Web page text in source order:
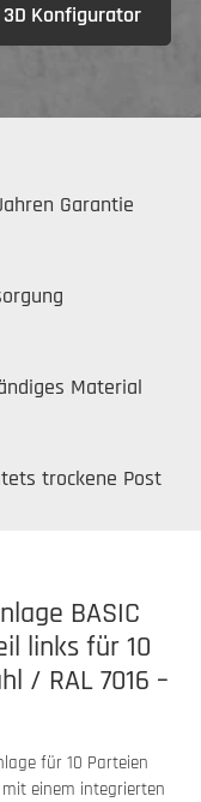
Konfigurator
Garantie
Material
trockene Post
BASIC
links für 10
/ RAL 7016 –
für 10 Parteien
einem integrierten